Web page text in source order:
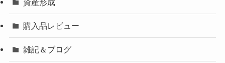
資産形成
購入品レビュー
雑記＆ブログ